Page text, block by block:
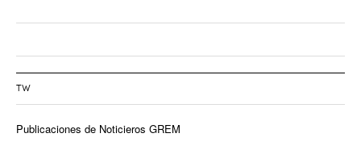
TW
Publicaciones de Noticieros GREM